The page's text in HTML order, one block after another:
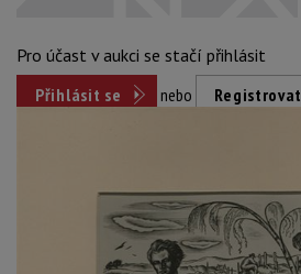
Pro účast v aukci se stačí přihlásit
Přihlásit se
nebo Registrovat